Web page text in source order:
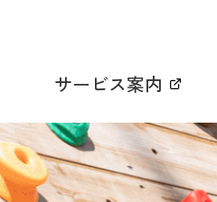
サービス案内